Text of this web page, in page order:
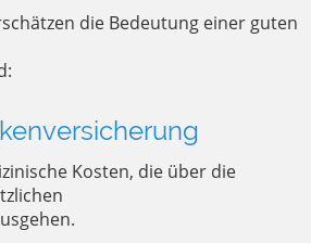
die Bedeutung einer guten
Kosten, die über die